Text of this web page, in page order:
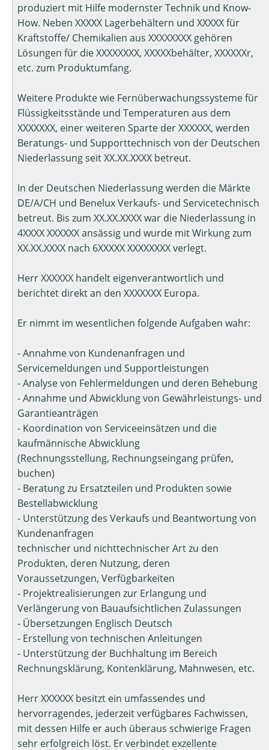
produziert mit Hilfe modernster Technik und Know-
How. Neben XXXXX Lagerbehältern und XXXXX für
Kraftstoffe/ Chemikalien aus XXXXXXXX gehören
Lösungen für die XXXXXXXX, XXXXXbehälter, XXXXXXr,
etc. zum Produktumfang.
Weitere Produkte wie Fernüberwachungssysteme für
Flüssigkeitsstände und Temperaturen aus dem
XXXXXXX, einer weiteren Sparte der XXXXXX, werden
Beratungs- und Supporttechnisch von der Deutschen
Niederlassung seit XX.XX.XXXX betreut.
In der Deutschen Niederlassung werden die Märkte
DE/A/CH und Benelux Verkaufs- und Servicetechnisch
betreut. Bis zum XX.XX.XXXX war die Niederlassung in
4XXXX XXXXXX ansässig und wurde mit Wirkung zum
XX.XX.XXXX nach 6XXXXX XXXXXXXX verlegt.
Herr XXXXXX handelt eigenverantwortlich und
berichtet direkt an den XXXXXXX Europa.
Er nimmt im wesentlichen folgende Aufgaben wahr:
- Annahme von Kundenanfragen und
Servicemeldungen und Supportleistungen
- Analyse von Fehlermeldungen und deren Behebung
- Annahme und Abwicklung von Gewährleistungs- und
Garantieanträgen
- Koordination von Serviceeinsätzen und die
kaufmännische Abwicklung
(Rechnungsstellung, Rechnungseingang prüfen,
buchen)
- Beratung zu Ersatzteilen und Produkten sowie
Bestellabwicklung
- Unterstützung des Verkaufs und Beantwortung von
Kundenanfragen
technischer und nichttechnischer Art zu den
Produkten, deren Nutzung, deren
Voraussetzungen, Verfügbarkeiten
- Projektrealisierungen zur Erlangung und
Verlängerung von Bauaufsichtlichen Zulassungen
- Übersetzungen Englisch Deutsch
- Erstellung von technischen Anleitungen
- Unterstützung der Buchhaltung im Bereich
Rechnungsklärung, Kontenklärung, Mahnwesen, etc.
Herr XXXXXX besitzt ein umfassendes und
hervorragendes, jederzeit verfügbares Fachwissen,
mit dessen Hilfe er auch überaus schwierige Fragen
sehr erfolgreich löst. Er verbindet exzellente